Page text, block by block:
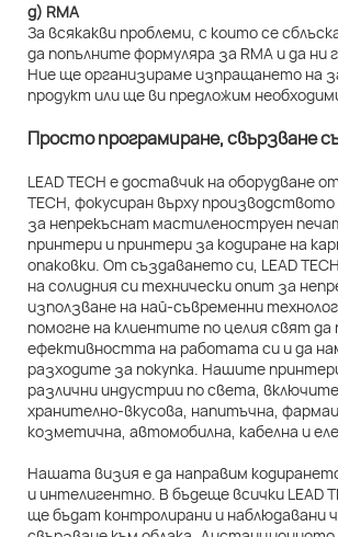
д) RMA
За всякакви проблеми, с които се
да попълните формуляра за RMA и да ни
Ние ще организираме изпращането на
продукт или ще ви предложим
Просто програмиране, свързване
LEAD TECH е доставчик на оборудване
TECH, фокусиран върху
за непрекъснат мастиленоструен
принтери и принтери за кодиране на
опаковки. От създаването си, LEAD
на солидния си технически опит за
използване на най-съвременни
помогне на клиентите по целия свят да
ефективността на работата си и да
разходите за покупка. Нашите
различни индустрии по света,
хранително-вкусова, напитъчна,
козметична, автомобилна, кабелна и
Нашата визия е да направим
и интелигентно. В бъдеще всички LEAD
ще бъдат контролирани и наблюдавани